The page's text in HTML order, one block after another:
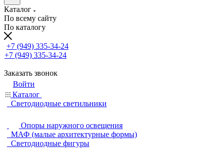
Каталог
По всему сайту
По каталогу
+7 (949) 335-34-24
+7 (949) 335-34-24
Заказать звонок
Войти
Каталог
Светодиодные светильники
Опоры наружного освещения
МАФ (малые архитектурные формы)
Светодиодные фигуры